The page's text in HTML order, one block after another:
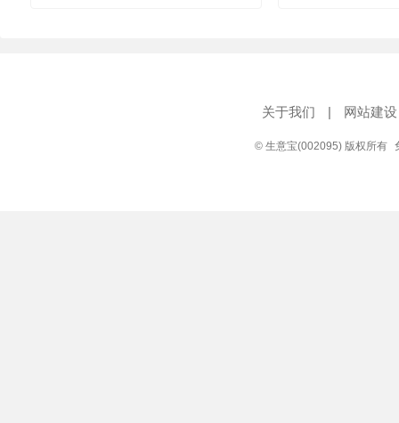
关于我们 | 网站建设
© 生意宝(002095) 版权所有